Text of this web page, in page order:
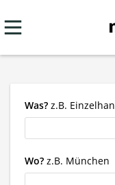
Was? z.B.
Wo? z.B. München